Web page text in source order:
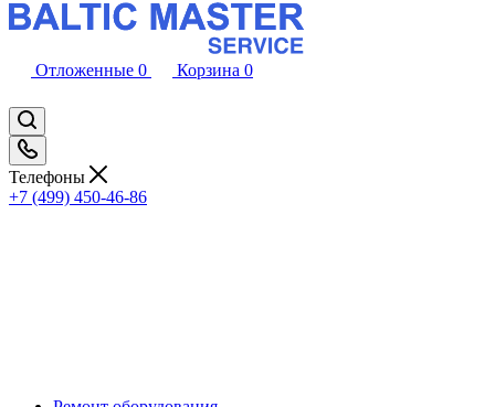
Отложенные 0 Корзина 0
Телефоны
+7 (499) 450-46-86